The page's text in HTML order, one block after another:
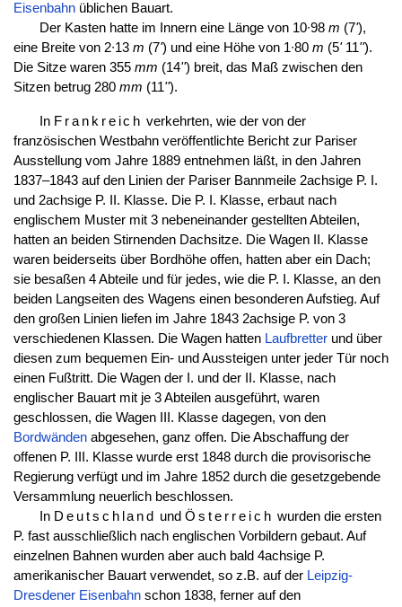
Eisenbahnüblichen Bauart.
Der Kasten hatte im Innern eine Länge von 10∙98 m (7'),
eine Breite von 2∙13 m (7') und eine Höhe von 1∙80 m (5'11'').
Die Sitze waren 355 mm (14'') breit, das Maß zwischen den
Sitzen betrug 280 mm (11'').
In Frankreich verkehrten, wie der von der
französischen Westbahn veröffentlichte Bericht zur Pariser
Ausstellung vom Jahre 1889 entnehmen läßt, in den Jahren
1837–1843 auf den Linien der Pariser Bannmeile 2achsige P. I.
und 2achsige P. II. Klasse. Die P. I. Klasse, erbaut nach
englischem Muster mit 3 nebeneinander gestellten Abteilen,
hatten an beiden Stirnenden Dachsitze. Die Wagen II. Klasse
waren beiderseits über Bordhöhe offen, hatten aber ein Dach;
sie besaßen 4 Abteile und für jedes, wie die P. I. Klasse, an den
beiden Langseiten des Wagens einen besonderen Aufstieg. Auf
den großen Linien liefen im Jahre 1843 2achsige P. von 3
verschiedenen Klassen. Die Wagen hatten Laufbretterund über
diesen zum bequemen Ein- und Aussteigen unter jeder Tür noch
einen Fußtritt. Die Wagen der I. und der II. Klasse, nach
englischer Bauart mit je 3 Abteilen ausgeführt, waren
geschlossen, die Wagen III. Klasse dagegen, von den
Bordwändenabgesehen, ganz offen. Die Abschaffung der
offenen P. III. Klasse wurde erst 1848 durch die provisorische
Regierung verfügt und im Jahre 1852 durch die gesetzgebende
Versammlung neuerlich beschlossen.
In Deutschland undÖsterreich wurden die ersten
P. fast ausschließlich nach englischen Vorbildern gebaut. Auf
einzelnen Bahnen wurden aber auch bald 4achsige P.
amerikanischer Bauart verwendet, so z.B. auf der Leipzig-
Dresdener Eisenbahnschon 1838, ferner auf den